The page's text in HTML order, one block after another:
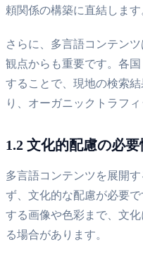
頼関係の構築に直結します
さらに、多言語コンテン
観点からも重要です。各
することで、現地の検索
り、オーガニックトラフ
1.2 文化的配慮の必要
多言語コンテンツを展開
ず、文化的な配慮が必要
する画像や色彩まで、文
る場合があります。